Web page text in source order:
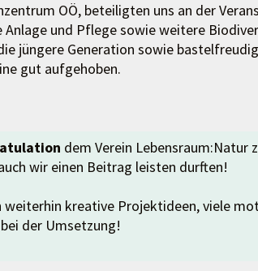
OÖ, beteiligten uns an der
Anlage und Pflege sowie weitere
jüngere Generation sowie
gut aufgehoben.
dem Verein Lebensraum:Natur
wir einen Beitrag leisten durften!
weiterhin kreative Projektideen, viele
der Umsetzung!